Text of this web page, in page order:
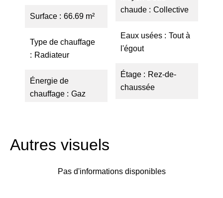
Surface 66.69 m²
Type de chauffage
Radiateur
Énergie de
chauffage
Gaz
chaude
Collective
Eaux usées
Tout à
l'égout
Étage
Rez-de-
chaussée
Autres visuels
Pas d'informations disponibles